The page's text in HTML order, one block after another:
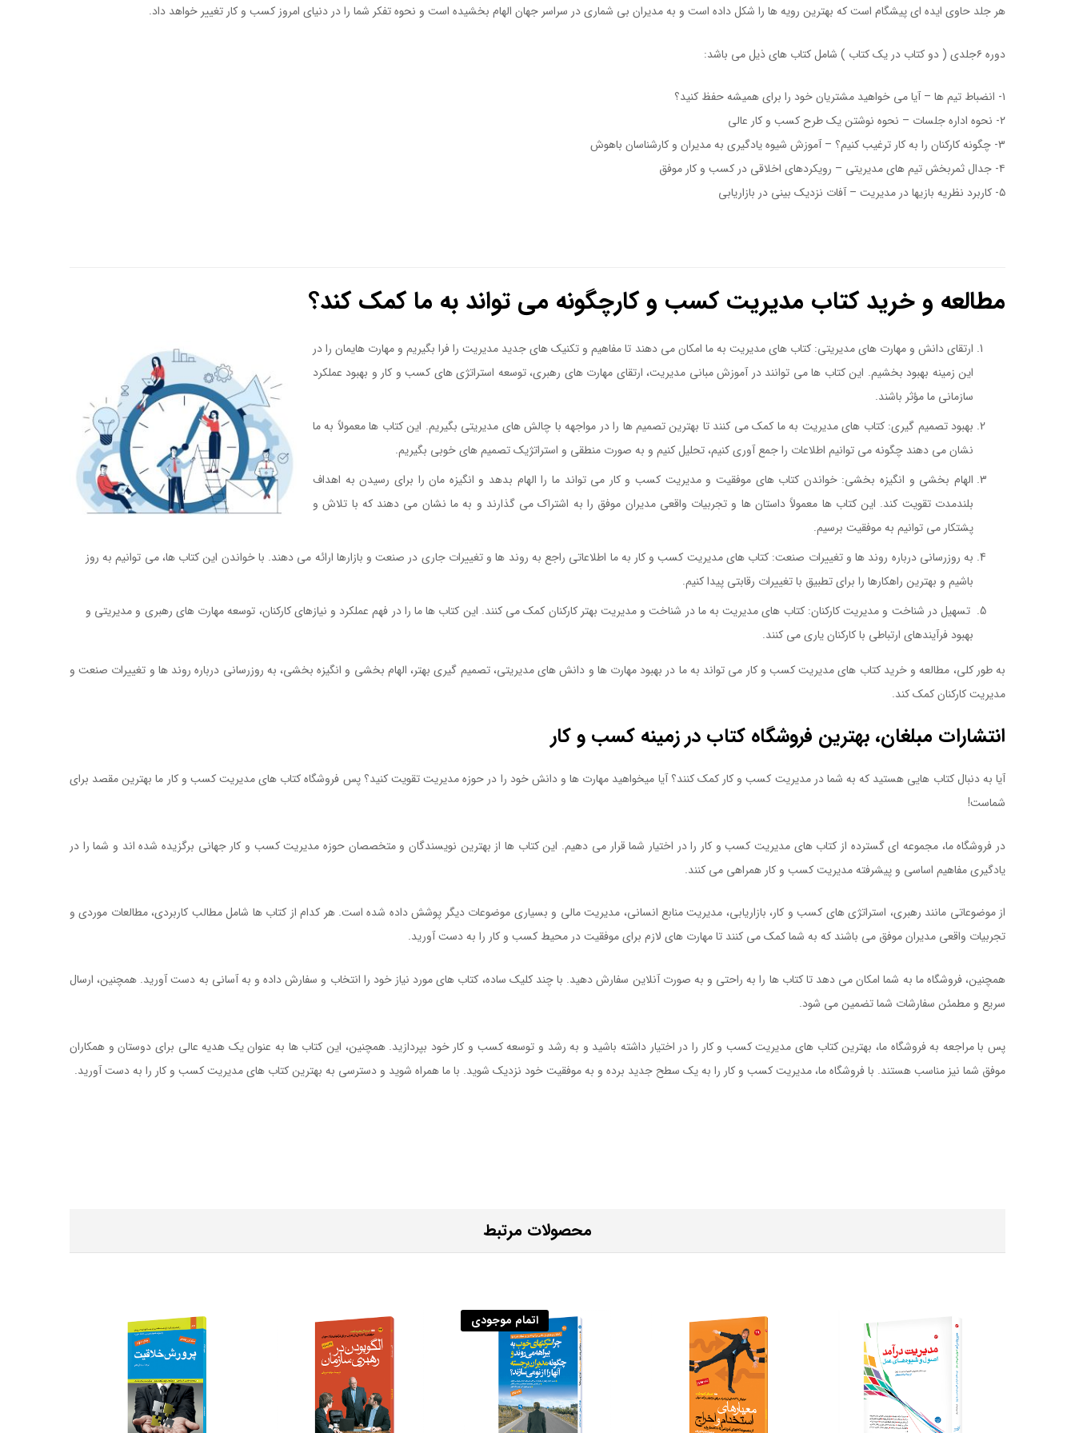
هر جلد حاوی ایده ای پیشگام است که بهترین رویه ها را شکل داده است و به مدیران بی شماری در سراسر جهان الهام بخشیده است و نحوه تفکر شما را در دنیای امروز کسب و کار تغییر خواهد داد.
دوره ۶جلدی ( دو کتاب در یک کتاب ) شامل کتاب های ذیل می باشد:
۱- انضباط تیم ها – آیا می خواهید مشتریان خود را برای همیشه حفظ کنید؟
۲- نحوه اداره جلسات – نحوه نوشتن یک طرح کسب و کار عالی
۳- چگونه کارکنان را به کار ترغیب کنیم؟ – آموزش شیوه یادگیری به مدیران و کارشناسان باهوش
۴- جدال ثمربخش تیم های مدیریتی – رویکردهای اخلاقی در کسب و کار موفق
۵- کاربرد نظریه بازیها در مدیریت – آفات نزدیک بینی در بازاریابی
مطالعه و خرید کتاب مدیریت کسب و کارچگونه می تواند به ما کمک کند؟
ارتقای دانش و مهارت های مدیریتی: کتاب های مدیریت به ما امکان می دهند تا مفاهیم و تکنیک های جدید مدیریت را فرا بگیریم و مهارت هایمان را در
این زمینه بهبود بخشیم. این کتاب ها می توانند در آموزش مبانی مدیریت، ارتقای مهارت های رهبری، توسعه استراتژی های کسب و کار و بهبود عملکرد
سازمانی ما مؤثر باشند.
بهبود تصمیم گیری: کتاب های مدیریت به ما کمک می کنند تا بهترین تصمیم ها را در مواجهه با چالش های مدیریتی بگیریم. این کتاب ها معمولاً به ما
نشان می دهند چگونه می توانیم اطلاعات را جمع آوری کنیم، تحلیل کنیم و به صورت منطقی و استراتژیک تصمیم های خوبی بگیریم.
الهام بخشی و انگیزه بخشی: خواندن کتاب های موفقیت و مدیریت کسب و کار می تواند ما را الهام بدهد و انگیزه مان را برای رسیدن به اهداف
بلندمدت تقویت کند. این کتاب ها معمولاً داستان ها و تجربیات واقعی مدیران موفق را به اشتراک می گذارند و به ما نشان می دهند که با تلاش و
پشتکار می توانیم به موفقیت برسیم.
به روزرسانی درباره روند ها و تغییرات صنعت: کتاب های مدیریت کسب و کار به ما اطلاعاتی راجع به روند ها و تغییرات جاری در صنعت و بازارها ارائه می دهند. با خواندن این کتاب ها، می توانیم به روز
باشیم و بهترین راهکارها را برای تطبیق با تغییرات رقابتی پیدا کنیم.
تسهیل در شناخت و مدیریت کارکنان: کتاب های مدیریت به ما در شناخت و مدیریت بهتر کارکنان کمک می کنند. این کتاب ها ما را در فهم عملکرد و نیازهای کارکنان، توسعه مهارت های رهبری و مدیریتی و
بهبود فرآیندهای ارتباطی با کارکنان یاری می کنند.
به طور کلی، مطالعه و خرید کتاب های مدیریت کسب و کار می تواند به ما در بهبود مهارت ها و دانش های مدیریتی، تصمیم گیری بهتر، الهام بخشی و انگیزه بخشی، به روزرسانی درباره روند ها و تغییرات صنعت و
مدیریت کارکنان کمک کند.
انتشارات مبلغان، بهترین فروشگاه کتاب در زمینه کسب و کار
آیا به دنبال کتاب هایی هستید که به شما در مدیریت کسب و کار کمک کنند؟ آیا میخواهید مهارت ها و دانش خود را در حوزه مدیریت تقویت کنید؟ پس فروشگاه کتاب های مدیریت کسب و کار ما بهترین مقصد برای
شماست!
در فروشگاه ما، مجموعه ای گسترده از کتاب های مدیریت کسب و کار را در اختیار شما قرار می دهیم. این کتاب ها از بهترین نویسندگان و متخصصان حوزه مدیریت کسب و کار جهانی برگزیده شده اند و شما را در
یادگیری مفاهیم اساسی و پیشرفته مدیریت کسب و کار همراهی می کنند.
از موضوعاتی مانند رهبری، استراتژی های کسب و کار، بازاریابی، مدیریت منابع انسانی، مدیریت مالی و بسیاری موضوعات دیگر پوشش داده شده است. هر کدام از کتاب ها شامل مطالب کاربردی، مطالعات موردی و
تجربیات واقعی مدیران موفق می باشند که به شما کمک می کنند تا مهارت های لازم برای موفقیت در محیط کسب و کار را به دست آورید.
همچنین، فروشگاه ما به شما امکان می دهد تا کتاب ها را به راحتی و به صورت آنلاین سفارش دهید. با چند کلیک ساده، کتاب های مورد نیاز خود را انتخاب و سفارش داده و به آسانی به دست آورید. همچنین، ارسال
سریع و مطمئن سفارشات شما تضمین می شود.
پس با مراجعه به فروشگاه ما، بهترین کتاب های مدیریت کسب و کار را در اختیار داشته باشید و به رشد و توسعه کسب و کار خود بپردازید. همچنین، این کتاب ها به عنوان یک هدیه عالی برای دوستان و همکاران
موفق شما نیز مناسب هستند. با فروشگاه ما، مدیریت کسب و کار را به یک سطح جدید برده و به موفقیت خود نزدیک شوید. با ما همراه شوید و دسترسی به بهترین کتاب های مدیریت کسب و کار را به دست آورید.
محصولات مرتبط
اتمام موجودی